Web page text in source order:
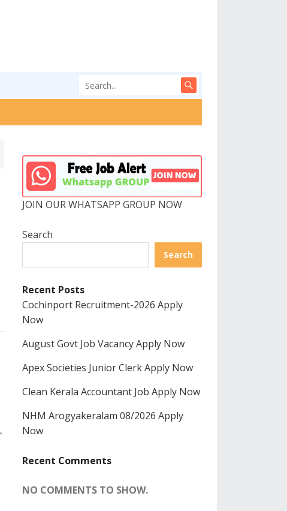
JOIN OUR WHATSAPP GROUP NOW
Search
Search
Recent Posts
Cochinport Recruitment-2026 Apply
Now
August Govt Job Vacancy Apply Now
Apex Societies Junior Clerk Apply Now
Clean Kerala Accountant Job Apply Now
NHM Arogyakeralam 08/2026 Apply
Now
Recent Comments
NO COMMENTS TO SHOW.